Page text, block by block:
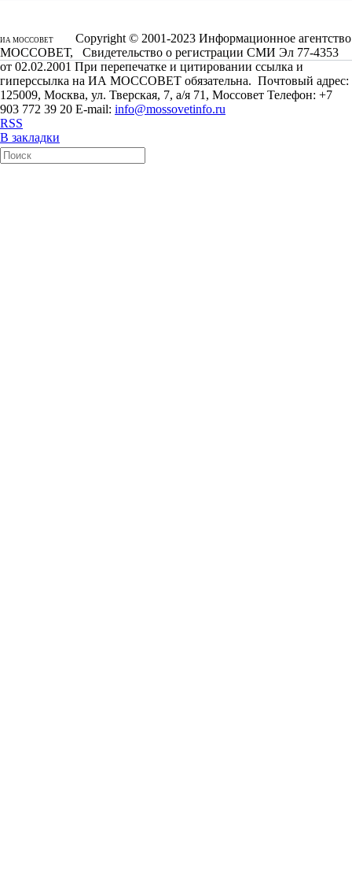
ИА МОССОВЕТ
Copyright © 2001-2023 Информационное агентство
МОССОВЕТ, Свидетельство о регистрации СМИ Эл 77-4353
от 02.02.2001 При перепечатке и цитировании ссылка и
гиперссылка на ИА МОССОВЕТ обязательна. Почтовый адрес:
125009, Москва, ул. Тверская, 7, а/я 71, Моссовет Телефон: +7
903 772 39 20 E-mail: info@mossovetinfo.ru
RSS
В закладки